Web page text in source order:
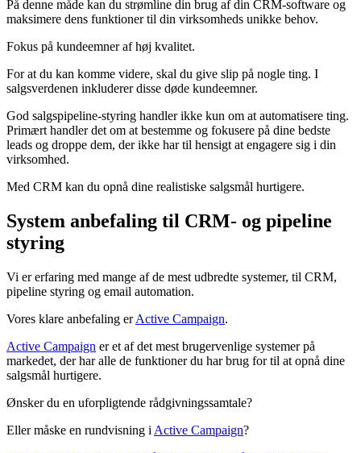
På denne måde kan du strømline din brug af din CRM-software og
maksimere dens funktioner til din virksomheds unikke behov.
Fokus på kundeemner af høj kvalitet.
For at du kan komme videre, skal du give slip på nogle ting. I
salgsverdenen inkluderer disse døde kundeemner.
God salgspipeline-styring handler ikke kun om at automatisere ting.
Primært handler det om at bestemme og fokusere på dine bedste
leads og droppe dem, der ikke har til hensigt at engagere sig i din
virksomhed.
Med CRM kan du opnå dine realistiske salgsmål hurtigere.
System anbefaling til CRM- og pipeline
styring
Vi er erfaring med mange af de mest udbredte systemer, til CRM,
pipeline styring og email automation.
Vores klare anbefaling erActive Campaign.
Active Campaign er et af det mest brugervenlige systemer på
markedet, der har alle de funktioner du har brug for til at opnå dine
salgsmål hurtigere.
Ønsker du en uforpligtende rådgivningssamtale?
Eller måske en rundvisning i Active Campaign?